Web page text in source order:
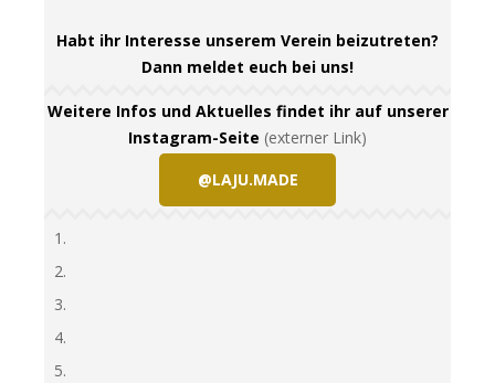
Habt ihr Interesse unserem Verein beizutreten?
Dann meldet euch bei uns!
Weitere Infos und Aktuelles findet ihr auf unserer
Instagram-Seite (externer Link)
@LAJU.MADE